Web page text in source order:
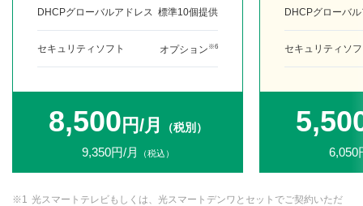
DHCPグローバルアドレス 標準10個提供
セキュリティソフト オプション ※6
8,500 円/月 （税別）
9,350円/月 （税込）
DHCPグローバ
セキュリティソ
6,050
光スマートテレビもしくは、光スマートデンワとセットでご契約いただ